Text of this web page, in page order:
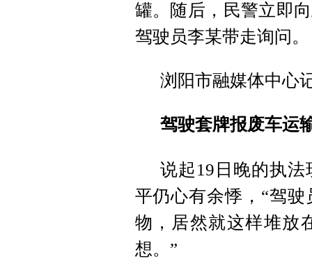
罐。随后，民警立即
驾驶员李某带走询问。
浏阳市融媒体中心
驾驶套牌报废车运
说起19日晚的执
平仍心有余悸，“驾
物，居然就这样堆放
想。”